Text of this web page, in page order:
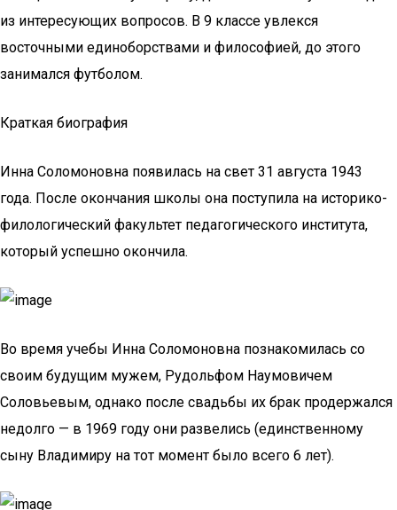
из интересующих вопросов. В 9 классе увлекся
восточными единоборствами и философией, до этого
занимался футболом.
Краткая биография
Инна Соломоновна появилась на свет 31 августа 1943
года. После окончания школы она поступила на историко-
филологический факультет педагогического института,
который успешно окончила.
Во время учебы Инна Соломоновна познакомилась со
своим будущим мужем, Рудольфом Наумовичем
Соловьевым, однако после свадьбы их брак продержался
недолго — в 1969 году они развелись (единственному
сыну Владимиру на тот момент было всего 6 лет).